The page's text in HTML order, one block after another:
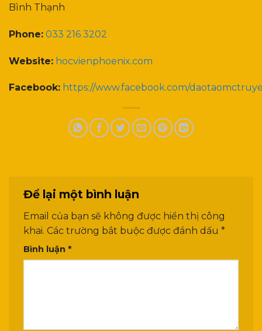
Bình Thạnh
Phone: 033 216 3202
Website: hocvienphoenix.com
Facebook: https://www.facebook.com/
Để lại một bình luận
Email của bạn sẽ không được hiển thị công
khai. Các trường bắt buộc được đánh dấu *
Bình luận *